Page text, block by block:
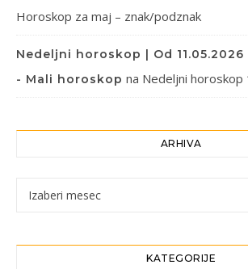
Horoskop za maj – znak/podznak
Nedeljni horoskop | Od 11.05.2026
- Mali horoskop na Nedeljni horoskop
ARHIVA
Arhiva
KATEGORIJE